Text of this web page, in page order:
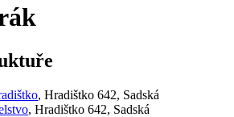
, Hradištko 642, Sadská
, Hradištko 642, Sadská